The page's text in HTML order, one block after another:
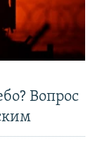
Вопрос